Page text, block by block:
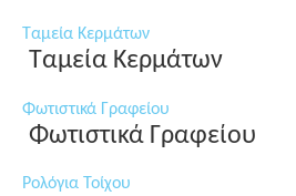
Ταμεία Κερμάτων
Ταμεία Κερμάτων
Φωτιστικά Γραφείου
Φωτιστικά Γραφείου
Ρολόγια Τοίχου